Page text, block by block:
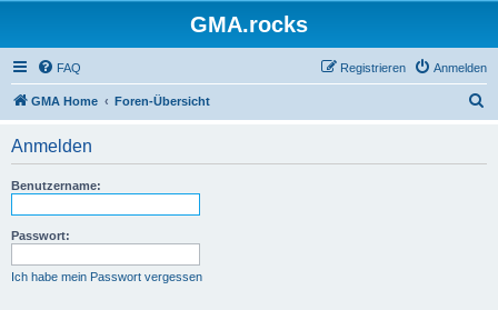
GMA.rocks
FAQ Anmelden
Registrieren
GMA Home Foren-Übersicht
Anmelden
Benutzername:
Passwort:
Ich habe mein Passwort vergessen